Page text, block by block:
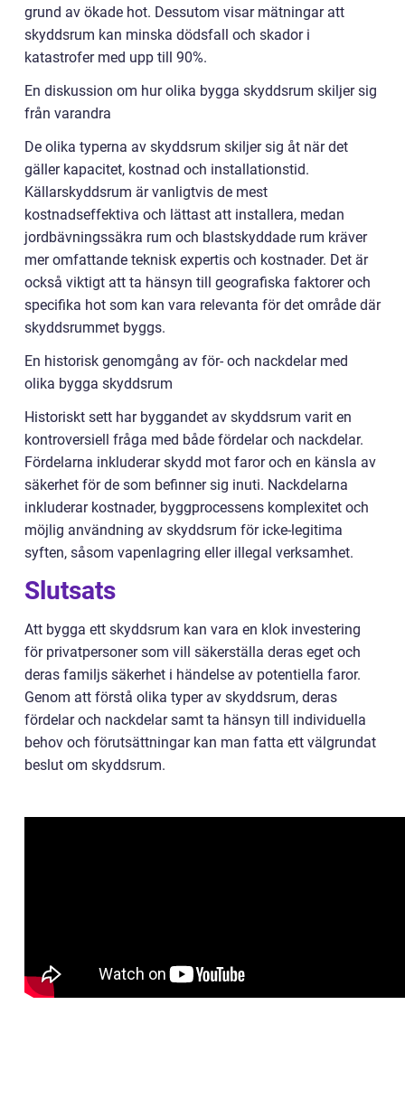
grund av ökade hot. Dessutom visar mätningar att
skyddsrum kan minska dödsfall och skador i
katastrofer med upp till 90%.
En diskussion om hur olika bygga skyddsrum skiljer sig
från varandra
De olika typerna av skyddsrum skiljer sig åt när det
gäller kapacitet, kostnad och installationstid.
Källarskyddsrum är vanligtvis de mest
kostnadseffektiva och lättast att installera, medan
jordbävningssäkra rum och blastskyddade rum kräver
mer omfattande teknisk expertis och kostnader. Det är
också viktigt att ta hänsyn till geografiska faktorer och
specifika hot som kan vara relevanta för det område där
skyddsrummet byggs.
En historisk genomgång av för- och nackdelar med
olika bygga skyddsrum
Historiskt sett har byggandet av skyddsrum varit en
kontroversiell fråga med både fördelar och nackdelar.
Fördelarna inkluderar skydd mot faror och en känsla av
säkerhet för de som befinner sig inuti. Nackdelarna
inkluderar kostnader, byggprocessens komplexitet och
möjlig användning av skyddsrum för icke-legitima
syften, såsom vapenlagring eller illegal verksamhet.
Slutsats
Att bygga ett skyddsrum kan vara en klok investering
för privatpersoner som vill säkerställa deras eget och
deras familjs säkerhet i händelse av potentiella faror.
Genom att förstå olika typer av skyddsrum, deras
fördelar och nackdelar samt ta hänsyn till individuella
behov och förutsättningar kan man fatta ett välgrundat
beslut om skyddsrum.